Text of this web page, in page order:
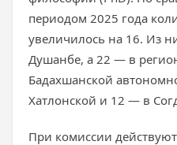
периодом 2025 года
увеличилось на 16. Из
Душанбе, а 22 — в
Бадахшанской
Хатлонской и 12 — в
При комиссии